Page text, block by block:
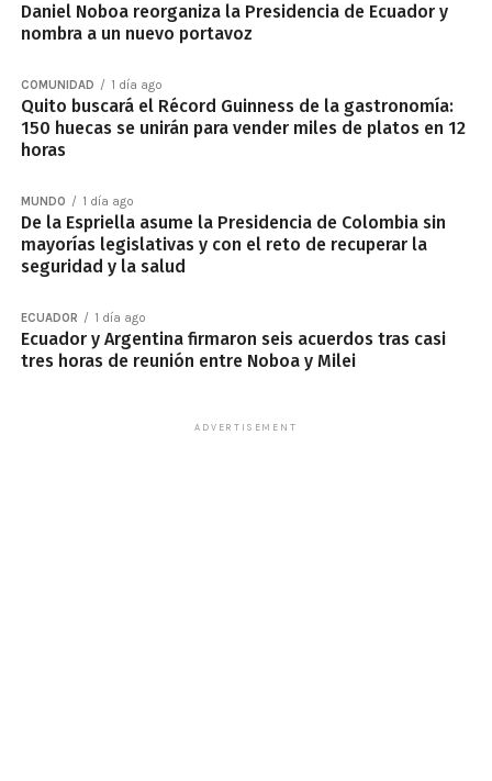
Daniel Noboa reorganiza la Presidencia de Ecuador y
nombra a un nuevo portavoz
COMUNIDAD 1 día ago
Quito buscará el Récord Guinness de la gastronomía:
150 huecas se unirán para vender miles de platos en 12
horas
MUNDO 1 día ago
De la Espriella asume la Presidencia de Colombia sin
mayorías legislativas y con el reto de recuperar la
seguridad y la salud
ECUADOR 1 día ago
Ecuador y Argentina firmaron seis acuerdos tras casi
tres horas de reunión entre Noboa y Milei
ADVERTISEMENT